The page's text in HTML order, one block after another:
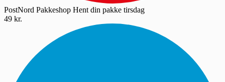
PostNord Pakkeshop Hent din pakke tirsdag
49 kr.